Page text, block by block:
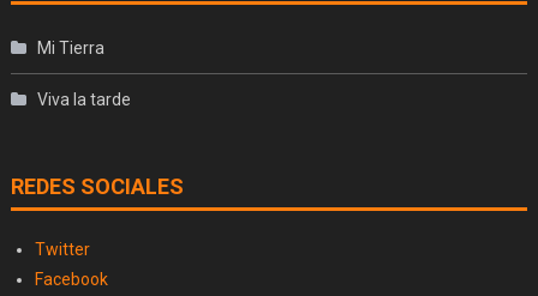
Mi Tierra
Viva la tarde
REDES SOCIALES
Twitter
Facebook